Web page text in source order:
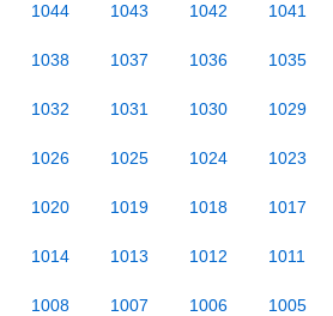
1044 1043 1042 1041
1038 1037 1036 1035
1032 1031 1030 1029
1026 1025 1024 1023
1020 1019 1018 1017
1014 1013 1012 1011
1008 1007 1006 1005